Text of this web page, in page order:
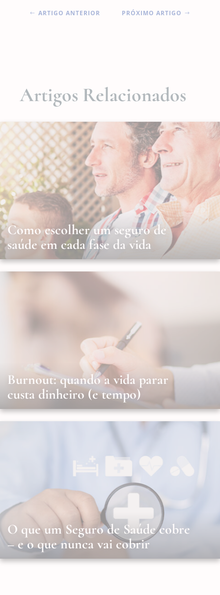
# ARTIGO ANTERIOR PRÓXIMO ARTIGO $
Artigos Relacionados
Como escolher um seguro de
saúde em cada fase da vida
Burnout: quando a vida parar
custa dinheiro (e tempo)
O que um Seguro de Saúde cobre
– e o que nunca vai cobrir